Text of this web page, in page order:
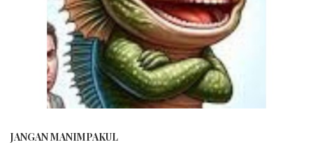
JANGAN MANIMPAKUL